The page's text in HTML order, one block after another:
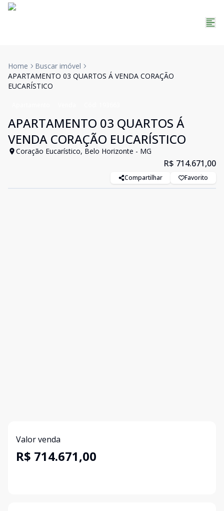
Home
Buscar imóvel
APARTAMENTO 03 QUARTOS Á VENDA CORAÇÃO
EUCARÍSTICO
APARTAMENTO 03 QUARTOS Á
VENDA CORAÇÃO EUCARÍSTICO
Coração Eucarístico, Belo Horizonte - MG
R$ 714.671,00
Compartilhar Favorito
Valor venda
R$ 714.671,00